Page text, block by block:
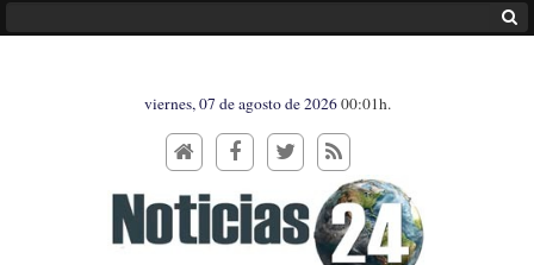
viernes, 07 de agosto de 202600:01h.